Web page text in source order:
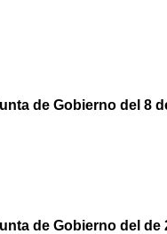
de Gobierno del 8
de Gobierno del de